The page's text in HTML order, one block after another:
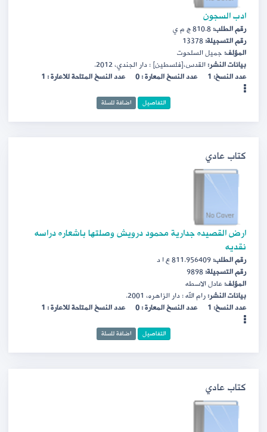
ادب السجون
رقم الطلب:
رقم التسجيلة:
المؤلف:جميل السلحوت
بيانات النشر:القدس،[فلسطين] : دار الجندي، 2012.
عدد النسخ: 1
عدد النسخ المعارة : 0 عدد النسخ المتاحة للاعارة : 1
التفاصيل اضافة للسلة
كتاب عادي
ارض القصيده جدارية محمود درويش وصلتها باشعاره دراسه
نقديه
رقم الطلب:
رقم التسجيلة:
المؤلف:عادل الاسطه
بيانات النشر:رام الله : دار الزاهره، 2001.
عدد النسخ: 1
عدد النسخ المعارة : 0 عدد النسخ المتاحة للاعارة : 1
التفاصيل اضافة للسلة
كتاب عادي